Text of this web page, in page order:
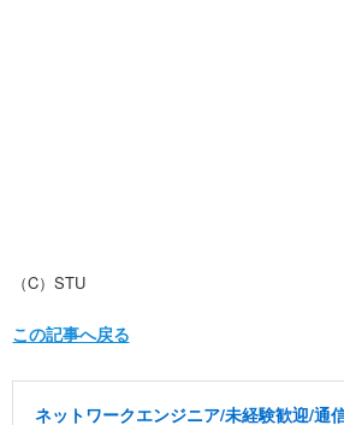
（C）STU
この記事へ戻る
ネットワークエンジニア/未経験歓迎/通